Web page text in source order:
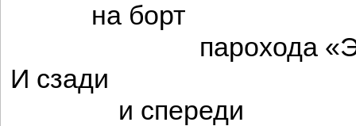
на борт
парохода
И сзади
и спереди